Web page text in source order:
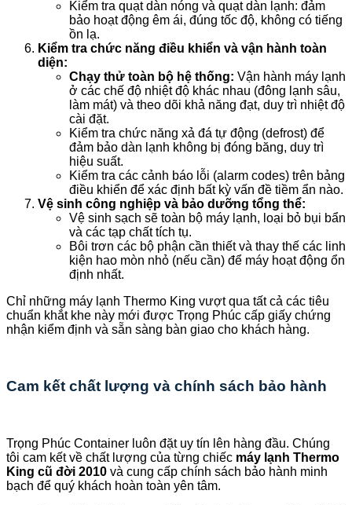
Kiểm tra quạt dàn nóng và quạt dàn lạnh: đảm
bảo hoạt động êm ái, đúng tốc độ, không có tiếng
ồn lạ.
Kiểm tra chức năng điều khiển và vận hành toàn
diện:
Chạy thử toàn bộ hệ thống: Vận hành máy lạnh
ở các chế độ nhiệt độ khác nhau (đông lạnh sâu,
làm mát) và theo dõi khả năng đạt, duy trì nhiệt độ
cài đặt.
Kiểm tra chức năng xả đá tự động (defrost) để
đảm bảo dàn lạnh không bị đóng băng, duy trì
hiệu suất.
Kiểm tra các cảnh báo lỗi (alarm codes) trên bảng
điều khiển để xác định bất kỳ vấn đề tiềm ẩn nào.
Vệ sinh công nghiệp và bảo dưỡng tổng thể:
Vệ sinh sạch sẽ toàn bộ máy lạnh, loại bỏ bụi bẩn
và các tạp chất tích tụ.
Bôi trơn các bộ phận cần thiết và thay thế các linh
kiện hao mòn nhỏ (nếu cần) để máy hoạt động ổn
định nhất.
Chỉ những máy lạnh Thermo King vượt qua tất cả các tiêu
chuẩn khắt khe này mới được Trọng Phúc cấp giấy chứng
nhận kiểm định và sẵn sàng bàn giao cho khách hàng.
Cam kết chất lượng và chính sách bảo hành
Trọng Phúc Container luôn đặt uy tín lên hàng đầu. Chúng
tôi cam kết về chất lượng của từng chiếc máy lạnh Thermo
King cũ đời 2010 và cung cấp chính sách bảo hành minh
bạch để quý khách hoàn toàn yên tâm.